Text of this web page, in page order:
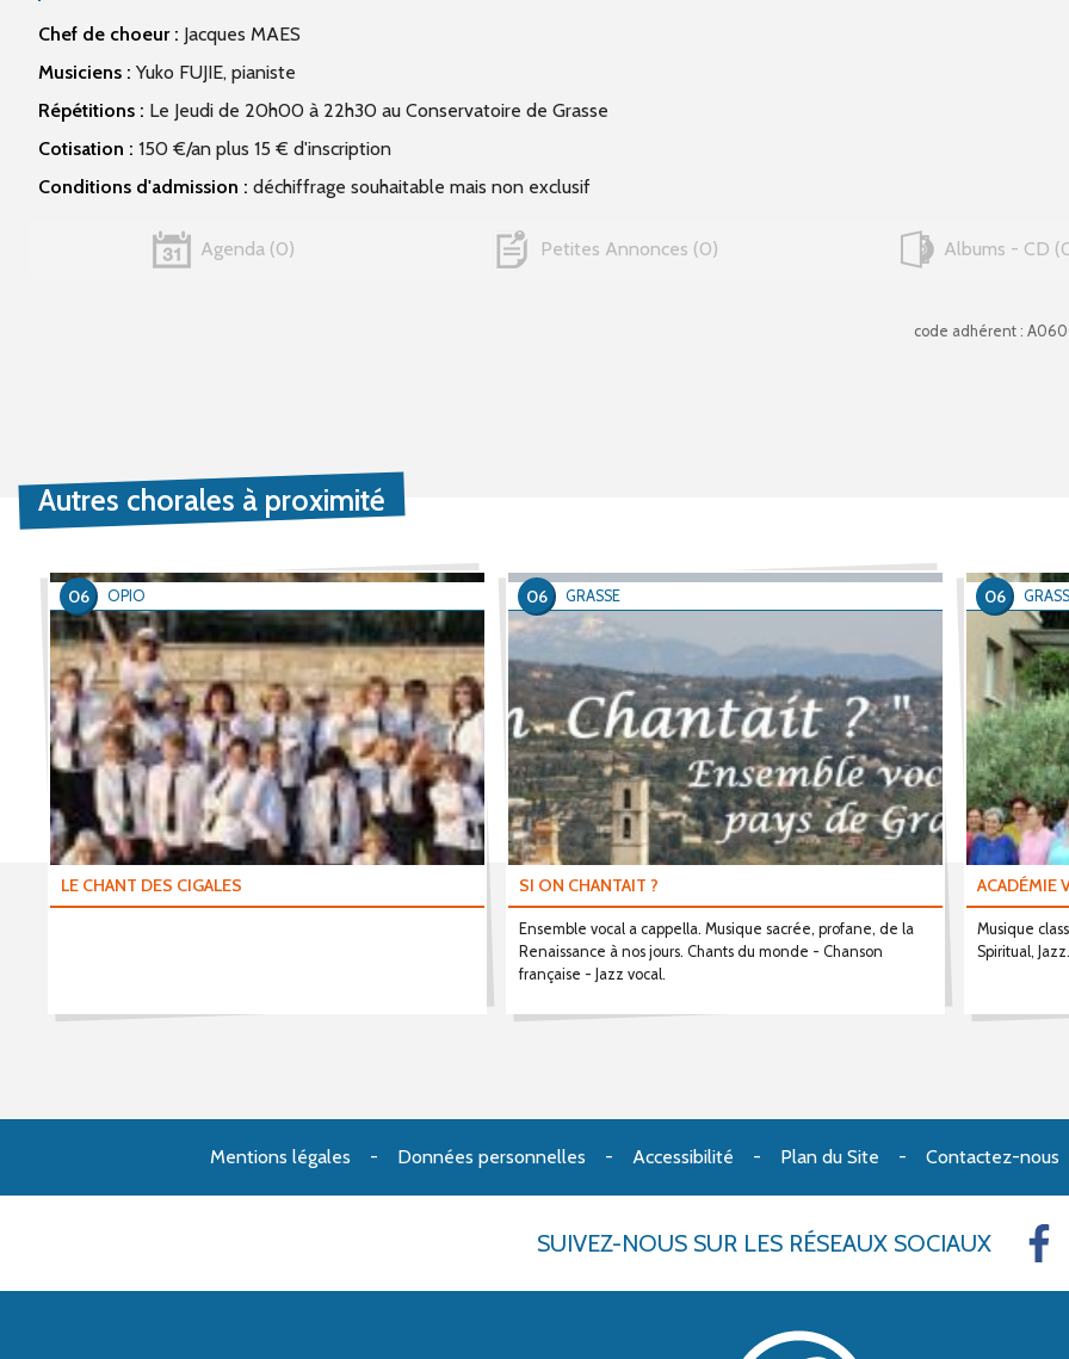
Chef de choeur : Jacques MAES
Musiciens : Yuko FUJIE, pianiste
Répétitions : Le Jeudi de 20h00 à 22h30 au Conservatoire de Grasse
Cotisation : 150 €/an plus 15 € d'inscription
Conditions d'admission : déchiffrage souhaitable mais non exclusif
Agenda 0 Petites Annonces 0 Albums - CD
code adhérent :
Autres chorales à proximité
LE CHANT DES CIGALES
OPIO
06
SI ON CHANTAIT ?
Ensemble vocal a cappella. Musique sacrée, profane, de la
Renaissance à nos jours. Chants du monde - Chanson
française - Jazz vocal.
GRASSE
06
ACADÉMIE
Musique
Spiritual,
06
Mentions légales Données personnelles Accessibilité Plan du Site Contactez-nous
SUIVEZ-NOUS SUR LES RÉSEAUX SOCIAUX